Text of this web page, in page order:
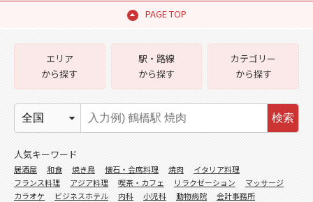
PAGE TOP
エリア
から探す
駅・路線
から探す
カテゴリー
から探す
検索
人気キーワード
居酒屋 和食 焼き鳥 懐石・会席料理 焼肉
イタリア料理
フランス料理
アジア料理 喫茶・カフェ リラクゼーション
マッサージ
カラオケ
ビジネスホテル 内科 小児科 動物病院
会計事務所